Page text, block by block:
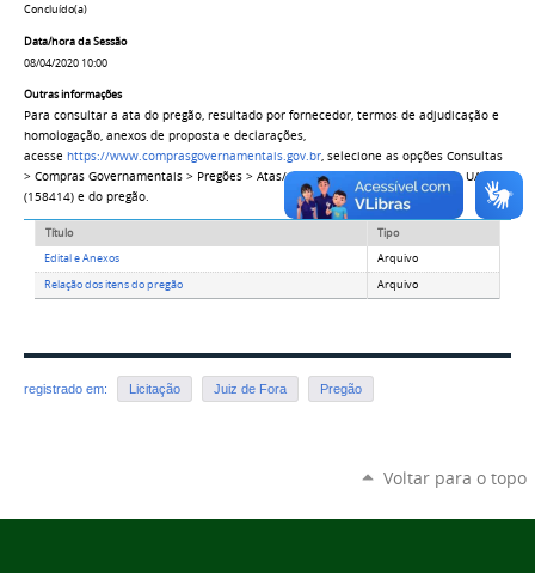
Concluído(a)
Data/hora da Sessão
08/04/2020 10:00
Outras informações
Para consultar a ata do pregão, resultado por fornecedor, termos de adjudicação e
homologação, anexos de proposta e declarações,
acesse https://www.comprasgovernamentais.gov.br, selecione as opções Consultas
> Compras Governamentais > Pregões > Atas/Anexos e informe o número da UASG
(158414) e do pregão.
Título
Tipo
Edital e Anexos
Arquivo
Relação dos itens do pregão
Arquivo
registrado em: Licitação Juiz de Fora Pregão
Voltar para o topo